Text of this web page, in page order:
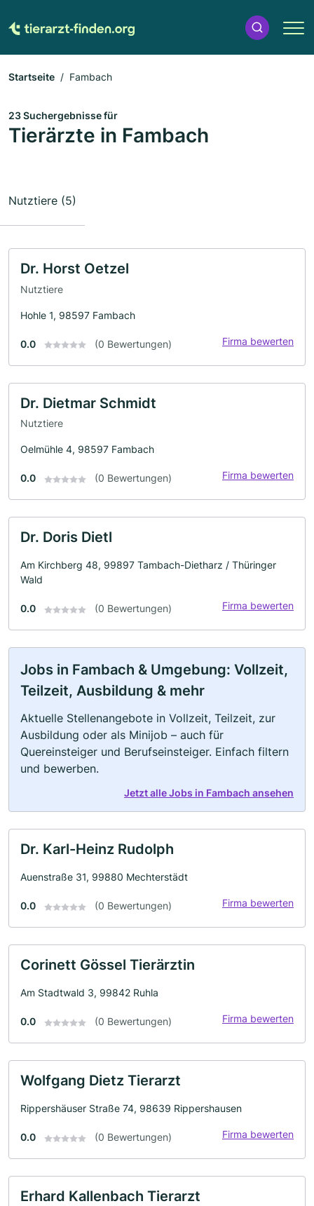
Startseite Fambach
23 Suchergebnisse für
Tierärzte in Fambach
Nutztiere (5)
Dr. Horst Oetzel
Nutztiere
Hohle 1, 98597 Fambach
0.0 (0 Bewertungen) Firma bewerten
Dr. Dietmar Schmidt
Nutztiere
Oelmühle 4, 98597 Fambach
0.0 (0 Bewertungen) Firma bewerten
Dr. Doris Dietl
Am Kirchberg 48, 99897 Tambach-Dietharz / Thüringer
Wald
0.0 (0 Bewertungen) Firma bewerten
Jobs in Fambach & Umgebung: Vollzeit,
Teilzeit, Ausbildung & mehr
Aktuelle Stellenangebote in Vollzeit, Teilzeit, zur
Ausbildung oder als Minijob – auch für
Quereinsteiger und Berufseinsteiger. Einfach filtern
und bewerben.
Jetzt alle Jobs in Fambach ansehen
Dr. Karl-Heinz Rudolph
Auenstraße 31, 99880 Mechterstädt
0.0 (0 Bewertungen) Firma bewerten
Corinett Gössel Tierärztin
Am Stadtwald 3, 99842 Ruhla
0.0 (0 Bewertungen) Firma bewerten
Wolfgang Dietz Tierarzt
Rippershäuser Straße 74, 98639 Rippershausen
0.0 (0 Bewertungen) Firma bewerten
Erhard Kallenbach Tierarzt